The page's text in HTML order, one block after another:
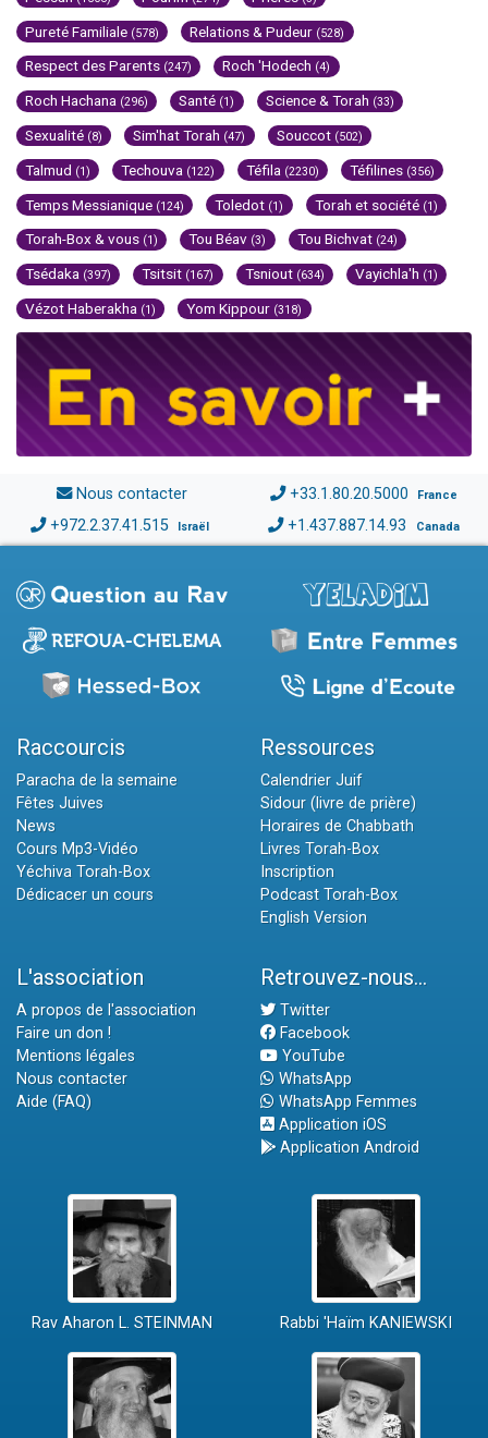
Pureté Familiale (578) Relations & Pudeur (528)
Respect des Parents (247) Roch 'Hodech (4)
Roch Hachana (296) Santé (1) Science & Torah (33)
Sexualité (8) Sim'hat Torah (47) Souccot (502)
Talmud (1) Techouva (122) Téfila (2230) Téfilines (356)
Temps Messianique (124) Toledot (1) Torah et société (1)
Torah-Box & vous (1) Tou Béav (3) Tou Bichvat (24)
Tsédaka (397) Tsitsit (167) Tsniout (634) Vayichla'h (1)
Vézot Haberakha (1) Yom Kippour (318)
Nous contacter +33.1.80.20.5000 France
+972.2.37.41.515 Israël +1.437.887.14.93 Canada
Raccourcis
Paracha de la semaine
Fêtes Juives
News
Cours Mp3-Vidéo
Yéchiva Torah-Box
Dédicacer un cours
Ressources
Calendrier Juif
Sidour (livre de prière)
Horaires de Chabbath
Livres Torah-Box
Inscription
Podcast Torah-Box
English Version
L'association
A propos de l'association
Faire un don !
Mentions légales
Nous contacter
Aide (FAQ)
Retrouvez-nous...
Twitter
Facebook
YouTube
WhatsApp
WhatsApp Femmes
Application iOS
Application Android
Rav Aharon L. STEINMAN Rabbi 'Haïm KANIEWSKI